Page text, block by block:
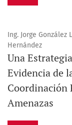
Ing. Jorge
Hernández
Una
Evidencia de
Coordinación
Amenazas